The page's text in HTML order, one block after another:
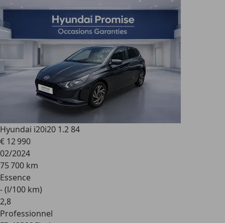
Hyundai i20i20 1.2 84
€ 12 990
02/2024
75 700 km
Essence
- (l/100 km)
2,8
Professionnel